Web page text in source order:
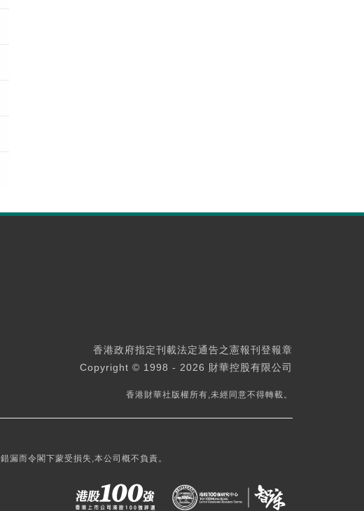
香港政府指定刊載法定通告之憲報刊登報章
Copyright © 1998 - 2026 財華控股有限公司
香港財華社版權所有,未經同意不得轉載。
漏而令閣下蒙受損失,本公司概不負責。